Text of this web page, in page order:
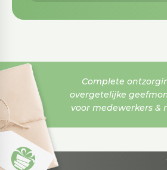
Complete
overgetelijke
voor medewerkers &